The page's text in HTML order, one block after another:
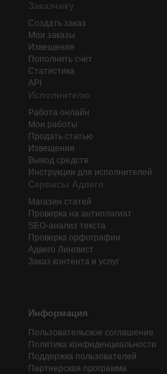
Заказчику
Создать заказ
Мои заказы
Извещения
Пополнить счёт
Статистика
API
Исполнителю
Работа онлайн
Мои работы
Продать статью
Извещения
Вывод средств
Инструкции для исполнителей
Сервисы Адвего
Магазин статей
Проверка на антиплагиат
SEO-анализ текста
Проверка орфографии
Адвего Лингвист
Заказ контента и услуг
Информация
Пользовательское соглашение
Политика конфиденциальности
Поддержка пользователей
Партнерская программа